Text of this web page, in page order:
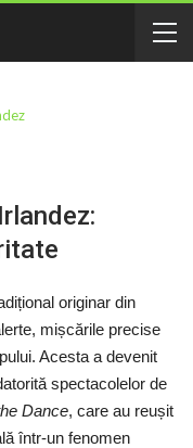
originar din
mișcările precise
Acesta a devenit
spectacolelor de
Dance, care au reușit
într-un fenomen